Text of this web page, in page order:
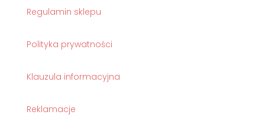
Regulamin sklepu
Polityka prywatności
Klauzula informacyjna
Reklamacje